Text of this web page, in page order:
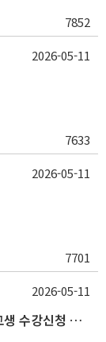
7852
7633
2026-05-11
7701
2026-05-11
2026학년도 국제하계강좌(ISP) 운영 및 본교생 수강신청 안내사항
2026-05-11